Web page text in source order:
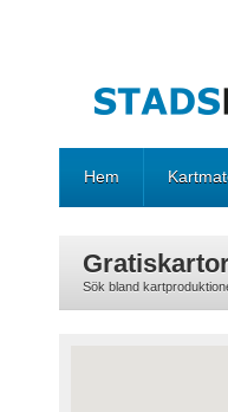
Hem
Sök bland